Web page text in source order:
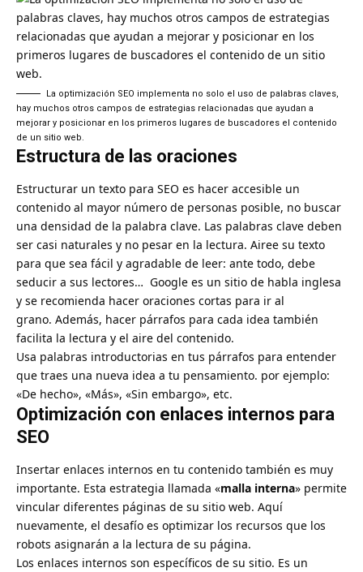
La optimización SEO implementa no solo el uso de palabras claves,
hay muchos otros campos de estrategias relacionadas que ayudan a
mejorar y posicionar en los primeros lugares de buscadores el contenido
de un sitio web.
Estructura de las oraciones
Estructurar un texto para SEO es hacer accesible un
contenido al mayor número de personas posible, no buscar
una densidad de la palabra clave. Las palabras clave deben
ser casi naturales y no pesar en la lectura. Airee su texto
para que sea fácil y agradable de leer: ante todo, debe
seducir a sus lectores… Google es un sitio de habla inglesa
y se recomienda hacer oraciones cortas para ir al
grano. Además, hacer párrafos para cada idea también
facilita la lectura y el aire del contenido.
Usa palabras introductorias en tus párrafos para entender
que traes una nueva idea a tu pensamiento. por ejemplo:
«De hecho», «Más», «Sin embargo», etc.
Optimización con enlaces internos para
SEO
Insertar enlaces internos en tu contenido también es muy
importante. Esta estrategia llamada «malla interna» permite
vincular diferentes páginas de su sitio web. Aquí
nuevamente, el desafío es optimizar los recursos que los
robots asignarán a la lectura de su página.
Los enlaces internos son específicos de su sitio. Es un